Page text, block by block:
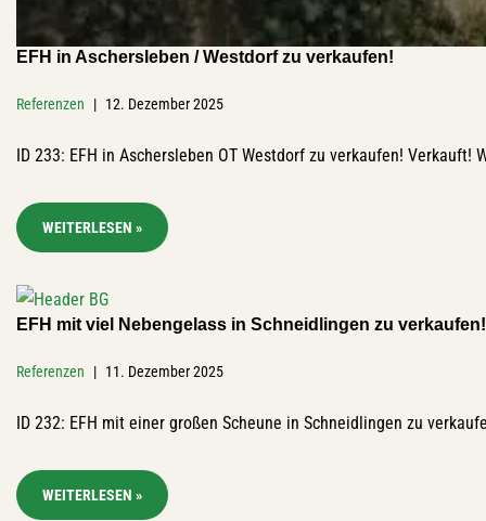
EFH in Aschersleben / Westdorf zu verkaufen!
Referenzen 12. Dezember 2025
ID 233: EFH in Aschersleben OT Westdorf zu verkaufen! Verkauft!
WEITERLESEN »
EFH mit viel Nebengelass in Schneidlingen zu verkaufen!
Referenzen 11. Dezember 2025
ID 232: EFH mit einer großen Scheune in Schneidlingen zu
WEITERLESEN »